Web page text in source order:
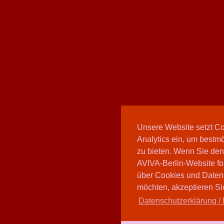
Unsere Website setzt
Analytics ein, um
zu bieten. Wenn Sie
AVIVA-Berlin-Website
über Cookies und
möchten, akzeptieren
Datenschutzerklärung /